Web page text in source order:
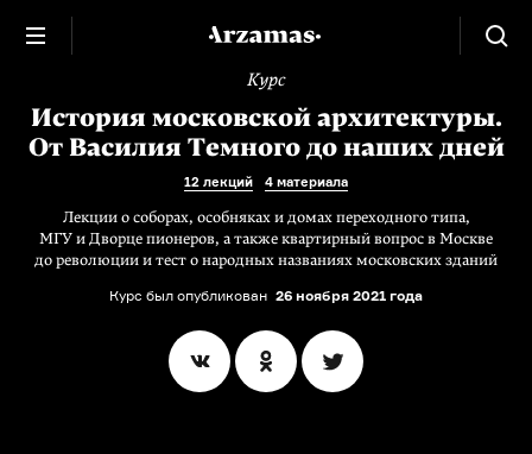
Курс
История московской архитектуры.
От Василия Темного до наших дней
12 лекций 4 материала
Лекции о соборах, особняках и домах переходного типа,
МГУ и Дворце пионеров, а также квартирный вопрос в Москве
до революции и тест о народных названиях московских зданий
Курс был опубликован 26 ноября 2021 года